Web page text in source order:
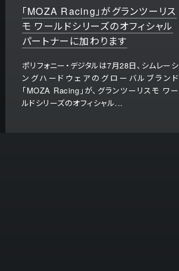
「MOZA Racing」がグランツーリス
モ ワールドシリーズのオフィシャル
パートナーに加わります
ポリフォニー・デジタルは7月28日、シムレーシ
ングハードウェアのグローバルブランド
「MOZA Racing」が、グランツーリスモ ワー
ルドシリーズのオフィシャル...